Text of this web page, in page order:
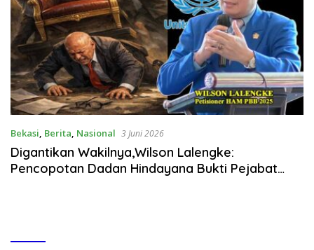
Bekasi, Berita, Nasional 3 Juni 2026
Digantikan Wakilnya,Wilson Lalengke:
Pencopotan Dadan Hindayana Bukti Pejabat